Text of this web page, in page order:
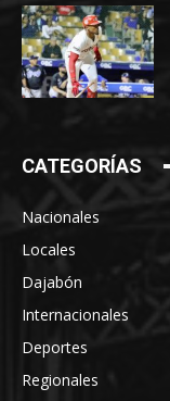
CATEGORÍAS
Nacionales
Locales
Dajabón
Internacionales
Deportes
Regionales